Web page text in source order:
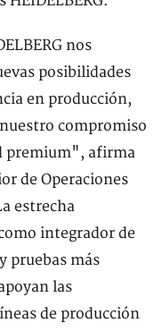
nos
posibilidades
en producción,
compromiso
premium", afirma
de Operaciones
estrecha
integrador de
pruebas más
las
de producción